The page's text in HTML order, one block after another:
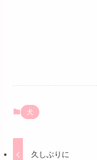
犬
久しぶりに